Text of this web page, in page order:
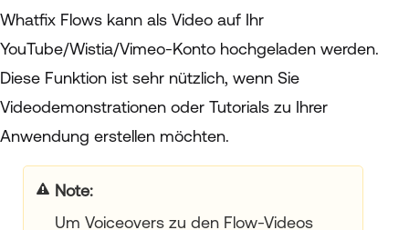
Whatfix Flows kann als Video auf Ihr
YouTube/Wistia/Vimeo-Konto hochgeladen werden.
Diese Funktion ist sehr nützlich, wenn Sie
Videodemonstrationen oder Tutorials zu Ihrer
Anwendung erstellen möchten.
Note:
Um Voiceovers zu den Flow-Videos